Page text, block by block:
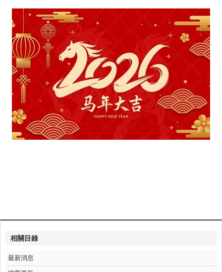
相關目錄
最新消息